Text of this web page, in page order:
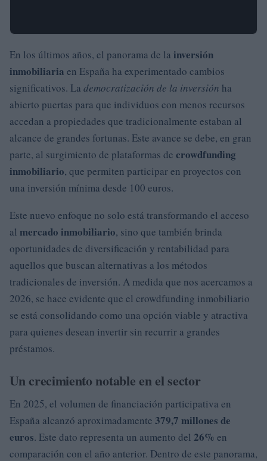
En los últimos años, el panorama de la inversión
inmobiliaria en España ha experimentado cambios
significativos. La democratización de la inversión ha
abierto puertas para que individuos con menos recursos
accedan a propiedades que tradicionalmente estaban al
alcance de grandes fortunas. Este avance se debe, en gran
parte, al surgimiento de plataformas de crowdfunding
inmobiliario, que permiten participar en proyectos con
una inversión mínima desde 100 euros.
Este nuevo enfoque no solo está transformando el acceso
al mercado inmobiliario, sino que también brinda
oportunidades de diversificación y rentabilidad para
aquellos que buscan alternativas a los métodos
tradicionales de inversión. A medida que nos acercamos a
2026, se hace evidente que el crowdfunding inmobiliario
se está consolidando como una opción viable y atractiva
para quienes desean invertir sin recurrir a grandes
préstamos.
Un crecimiento notable en el sector
En 2025, el volumen de financiación participativa en
España alcanzó aproximadamente 379,7 millones de
euros. Este dato representa un aumento del 26% en
comparación con el año anterior. Dentro de este panorama,